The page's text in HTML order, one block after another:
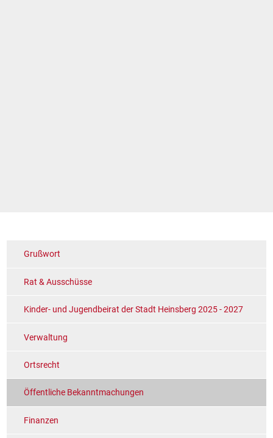
Grußwort
Rat & Ausschüsse
Kinder- und Jugendbeirat der Stadt Heinsberg 2025 - 2027
Verwaltung
Ortsrecht
Öffentliche Bekanntmachungen
Finanzen